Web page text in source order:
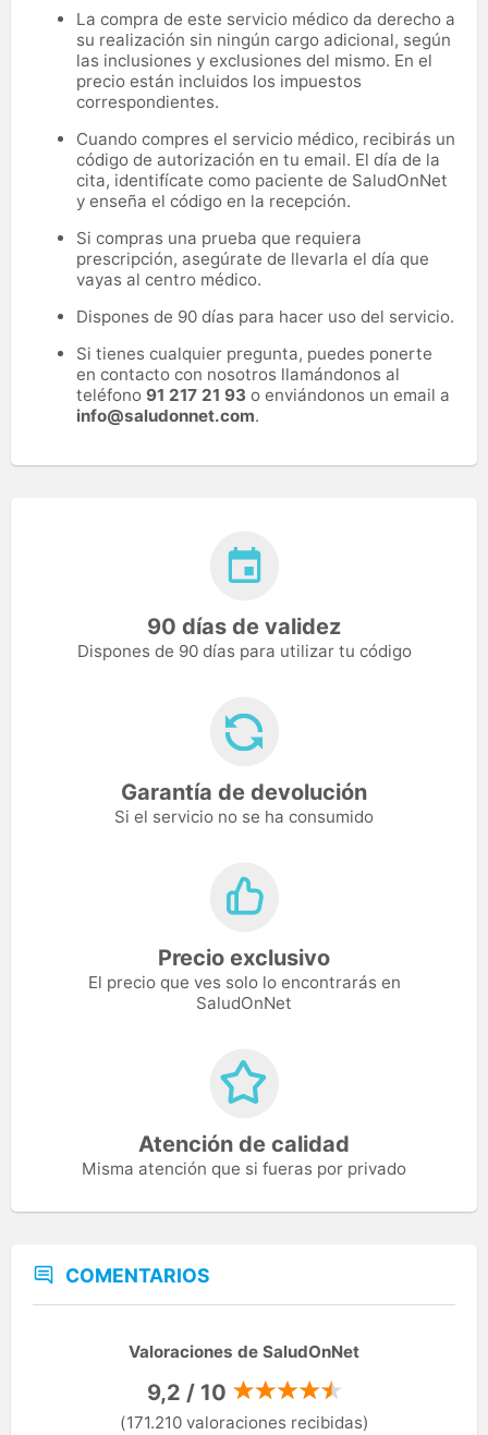
La compra de este servicio médico da derecho a
su realización sin ningún cargo adicional, según
las inclusiones y exclusiones del mismo. En el
precio están incluidos los impuestos
correspondientes.
Cuando compres el servicio médico, recibirás un
código de autorización en tu email. El día de la
cita, identifícate como paciente de SaludOnNet
y enseña el código en la recepción.
Si compras una prueba que requiera
prescripción, asegúrate de llevarla el día que
vayas al centro médico.
Dispones de 90 días para hacer uso del servicio.
Si tienes cualquier pregunta, puedes ponerte
en contacto con nosotros llamándonos al
teléfono 91 217 21 93 o enviándonos un email a
info@saludonnet.com.
90 días de validez
Dispones de 90 días para utilizar tu código
Garantía de devolución
Si el servicio no se ha consumido
Precio exclusivo
El precio que ves solo lo encontrarás en
SaludOnNet
Atención de calidad
Misma atención que si fueras por privado
COMENTARIOS
Valoraciones de SaludOnNet
9,2 / 10
(171.210 valoraciones recibidas)